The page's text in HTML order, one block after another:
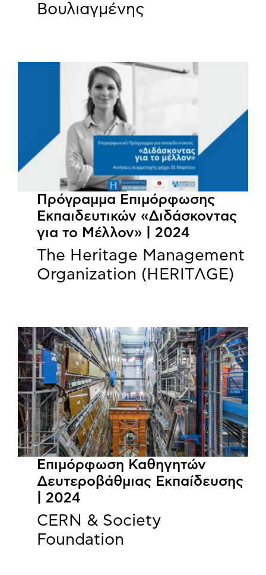
Βουλιαγμένης
Πρόγραμμα Επιμόρφωσης
Εκπαιδευτικών «Διδάσκοντας
για το Μέλλον» | 2024
The Heritage Management
Organization (HERITΛGΕ)
Επιμόρφωση Καθηγητών
Δευτεροβάθμιας Εκπαίδευσης
| 2024
CERN & Society
Foundation